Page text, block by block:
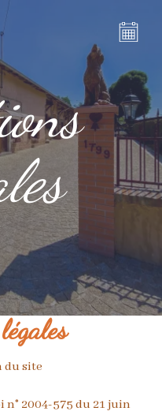
du site
2004-575 du 21 juin